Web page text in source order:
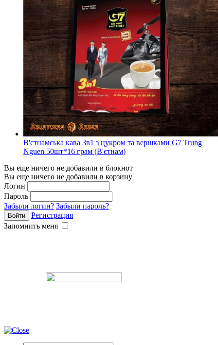
В'єтнамська кава 3в1 з цукром та вершками G7 Trung
Nguen 50шт*16 грам (В'єтнам)
Вы еще ничего не добавили в блокнот
Вы еще ничего не добавили в корзину
Логин
Пароль
Забыли логин? Забыли пароль?
Регистрация
Запомнить меня